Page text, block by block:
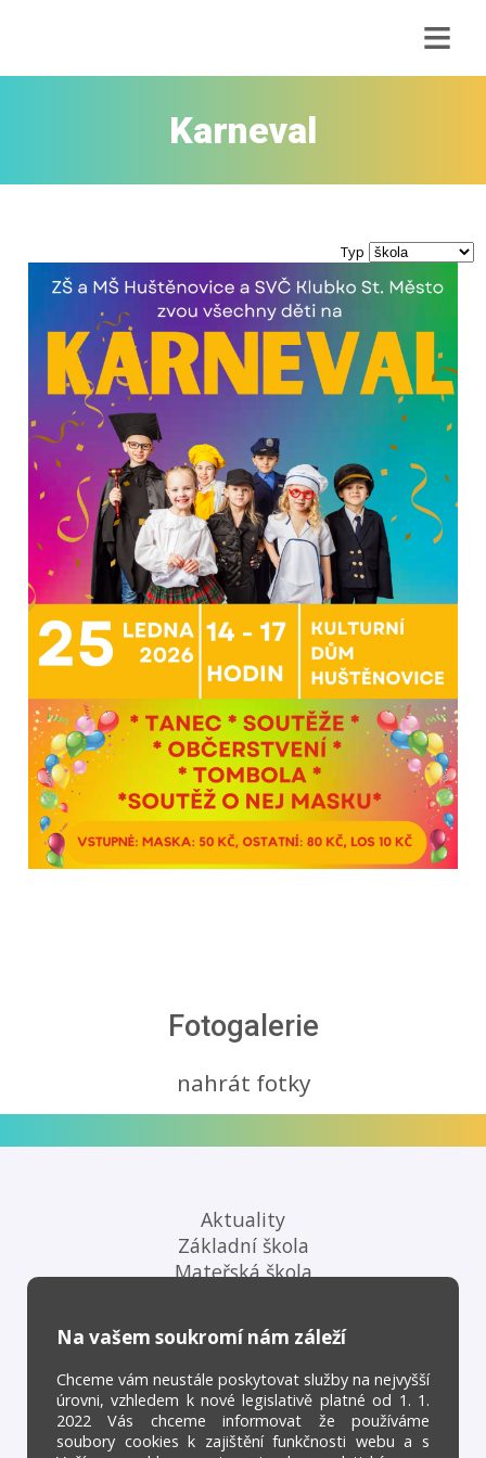
≡
Karneval
Typ
Fotogalerie
nahrát fotky
Na vašem soukromí nám záleží
Chceme vám neustále poskytovat služby na nejvyšší
úrovni, vzhledem k nové legislativě platné od 1. 1.
2022 Vás chceme informovat že používáme
soubory cookies k zajištění funkčnosti webu a s
Aktuality
Základní škola
Mateřská škola
Školní družina
Školní jídelna
Kontakty